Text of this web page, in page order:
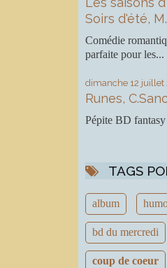
Soirs d'été,
Comédie
parfaite pour les...
dimanche 12 juillet
Runes,
Pépite BD fantasy
TAGS
album
bd du mercredi
coup de coeur